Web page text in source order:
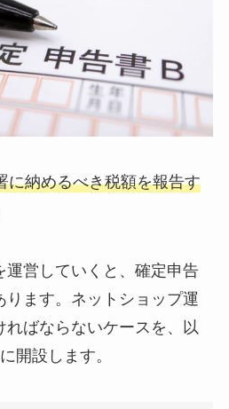
に納めるべき税額を報告す
運営していくと、確定申告
ります。ネットショップ運
ればならないケースを、以
開設します。